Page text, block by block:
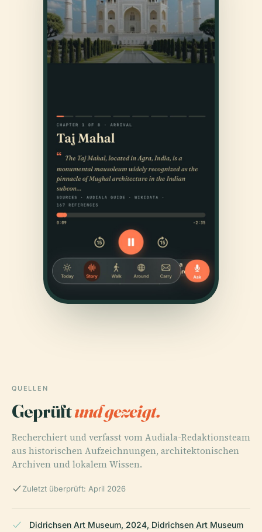
QUELLEN
Geprüftund gezeigt.
Recherchiert und verfasst vom Audiala-Redaktionsteam
aus historischen Aufzeichnungen, architektonischen
Archiven und lokalem Wissen.
Zuletzt überprüft: April 2026
Didrichsen Art Museum, 2024, Didrichsen Art Museum